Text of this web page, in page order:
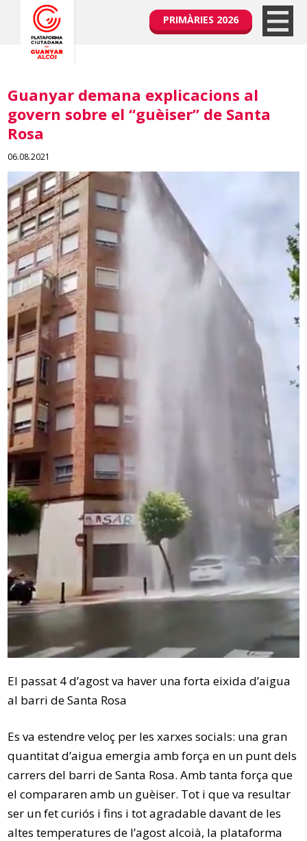
PRIMÀRIES 2026
Guanyar demana explicacions al
govern sobre el “guèiser” de Santa
Rosa
06.08.2021
El passat 4 d’agost va haver una forta eixida d’aigua
al barri de Santa Rosa
Es va estendre veloç per les xarxes socials: una gran
quantitat d’aigua emergia amb força en un punt dels
carrers del barri de Santa Rosa. Amb tanta força que
el compararen amb un guèiser. Tot i que va resultar
ser un fet curiós i fins i tot agradable davant de les
altes temperatures de l’agost alcoià, la plataforma